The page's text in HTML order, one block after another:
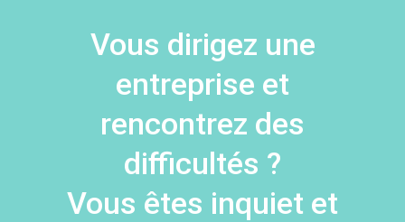
Vous dirigez une
entreprise et
rencontrez des
difficultés ?
Vous êtes inquiet et